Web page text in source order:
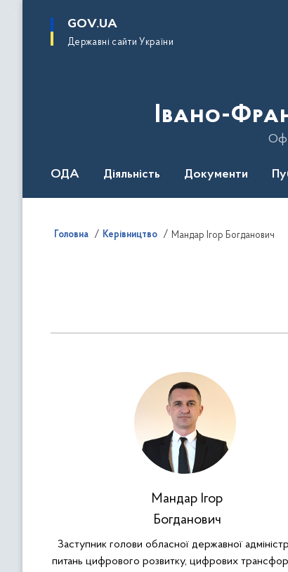
основного
GOV.UA
Державні сайти України
Івано-
ОДА Діяльність Документи
Головна Керівництво Мандар Ігор Богданович
Мандар Ігор
Богданович
Заступник голови обласної державної
питань цифрового розвитку, цифрових